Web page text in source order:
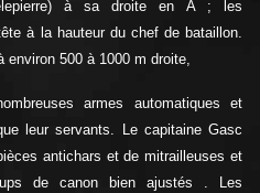
à sa droite en A ; les
à la hauteur du chef de bataillon.
environ 500 à 1000 m droite,
armes automatiques et
leur servants. Le capitaine Gasc
antichars et de mitrailleuses et
de canon bien ajustés . Les